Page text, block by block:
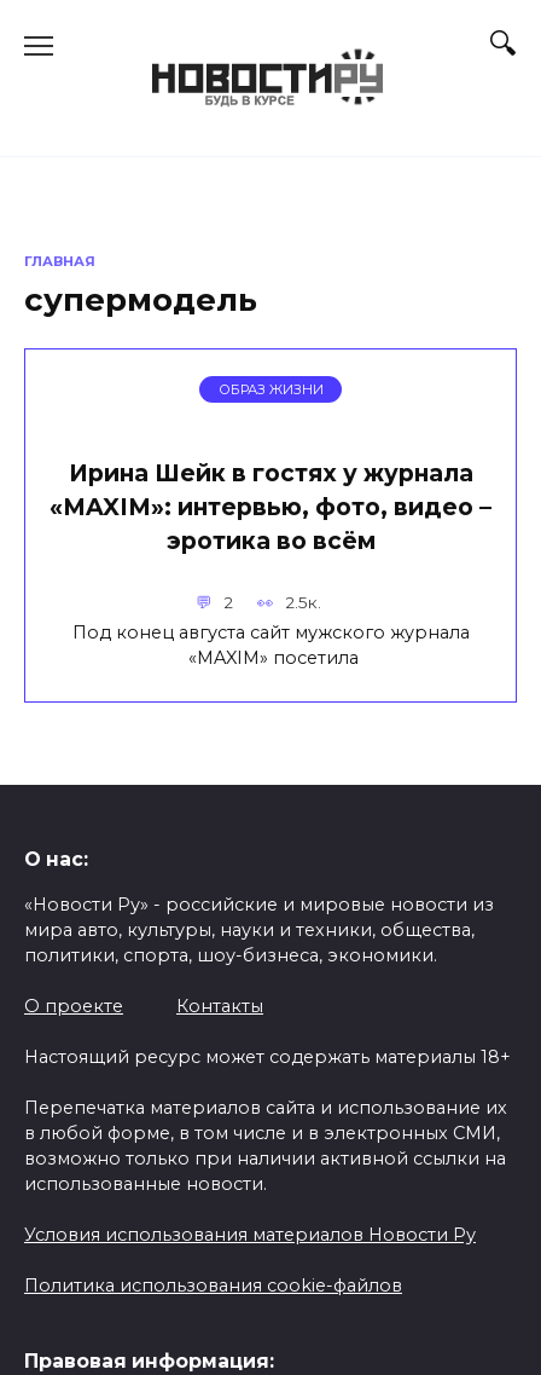
ГЛАВНАЯ
супермодель
ОБРАЗ ЖИЗНИ
Ирина Шейк в гостях у журнала
«MAXIM»: интервью, фото, видео –
эротика во всём
2 2.5к.
Под конец августа сайт мужского журнала
«MAXIM» посетила
О нас:
«Новости Ру» - российские и мировые новости из
мира авто, культуры, науки и техники, общества,
политики, спорта, шоу-бизнеса, экономики.
О проекте Контакты
Настоящий ресурс может содержать материалы 18+
Перепечатка материалов сайта и использование их
в любой форме, в том числе и в электронных СМИ,
возможно только при наличии активной ссылки на
использованные новости.
Условия использования материалов Новости Ру
Политика использования cookie-файлов
Правовая информация: